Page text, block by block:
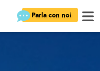
Parla con noi